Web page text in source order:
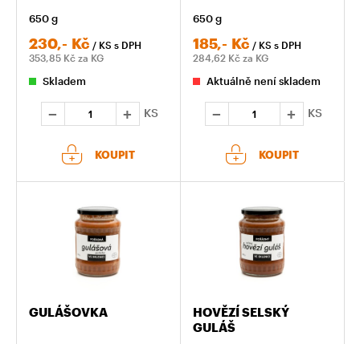
650 g
230,- Kč / KS s DPH
353,85 Kč za KG
Skladem
KS
KOUPIT
650 g
185,- Kč / KS s DPH
284,62 Kč za KG
Aktuálně není skladem
KS
KOUPIT
GULÁŠOVKA
HOVĚZÍ SELSKÝ
GULÁŠ